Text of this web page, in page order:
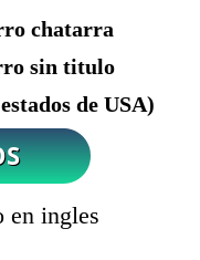
chatarra
sin titulo
de USA)
en ingles